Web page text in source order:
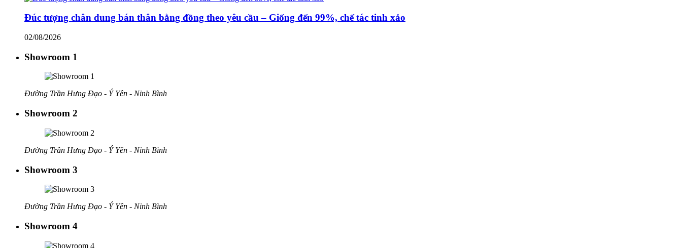
Đúc tượng chân dung bán thân bằng đồng theo yêu cầu – Giống đến 99%, chế tác tinh xảo
02/08/2026
Showroom 1
Đường Trần Hưng Đạo - Ý Yên - Ninh Bình
Showroom 2
Đường Trần Hưng Đạo - Ý Yên - Ninh Bình
Showroom 3
Đường Trần Hưng Đạo - Ý Yên - Ninh Bình
Showroom 4